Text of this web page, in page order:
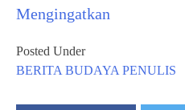
Mengingatkan
Posted Under
BERITA BUDAYA PENULIS